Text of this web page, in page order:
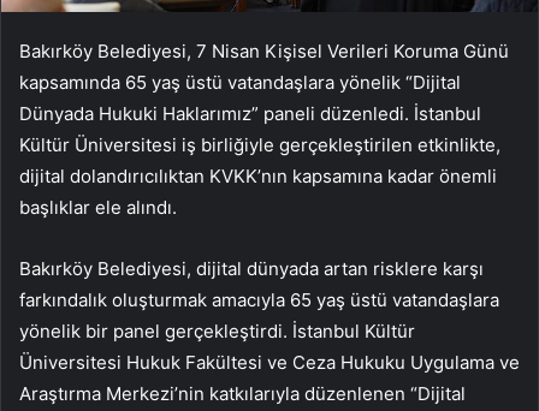
Bakırköy Belediyesi, 7 Nisan Kişisel Verileri Koruma Günü
kapsamında 65 yaş üstü vatandaşlara yönelik “Dijital
Dünyada Hukuki Haklarımız” paneli düzenledi. İstanbul
Kültür Üniversitesi iş birliğiyle gerçekleştirilen etkinlikte,
dijital dolandırıcılıktan KVKK’nın kapsamına kadar önemli
başlıklar ele alındı.
Bakırköy Belediyesi, dijital dünyada artan risklere karşı
farkındalık oluşturmak amacıyla 65 yaş üstü vatandaşlara
yönelik bir panel gerçekleştirdi. İstanbul Kültür
Üniversitesi Hukuk Fakültesi ve Ceza Hukuku Uygulama ve
Araştırma Merkezi’nin katkılarıyla düzenlenen “Dijital